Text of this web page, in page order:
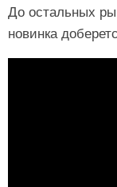
До остальных
новинка